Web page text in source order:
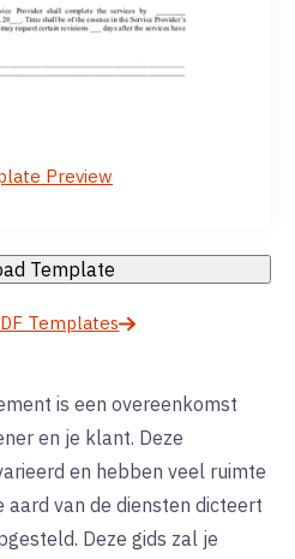
Preview
Template
Templates
is een overeenkomst
en je klant. Deze
en hebben veel ruimte
van de diensten dicteert
Deze gids zal je